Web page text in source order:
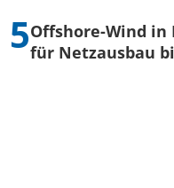
Offshore-Wind in
für Netzausbau